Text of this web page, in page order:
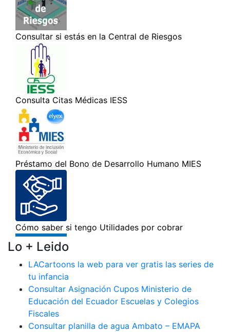
Lo + Leido
LACartoons la web para ver gratis las series de
tu infancia
Consultar Asignación Cupos Ministerio de
Educación del Ecuador Escuelas y Colegios
Fiscales
Consultar planilla de agua Ambato – EMAPA